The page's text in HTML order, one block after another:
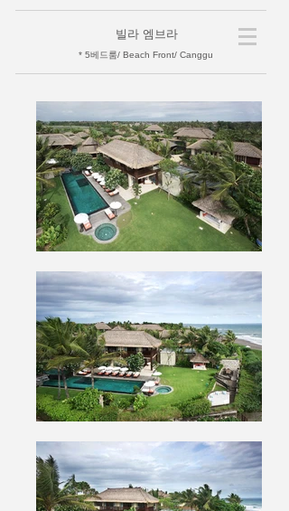
빌라 엠브라
* 5베드룸/ Beach Front/ Canggu